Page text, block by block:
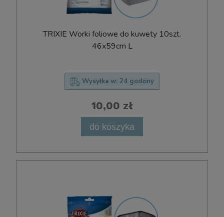
TRIXIE Worki foliowe do kuwety 10szt.
46x59cm L
Wysyłka w: 24 godziny
10,00 zł
do koszyka